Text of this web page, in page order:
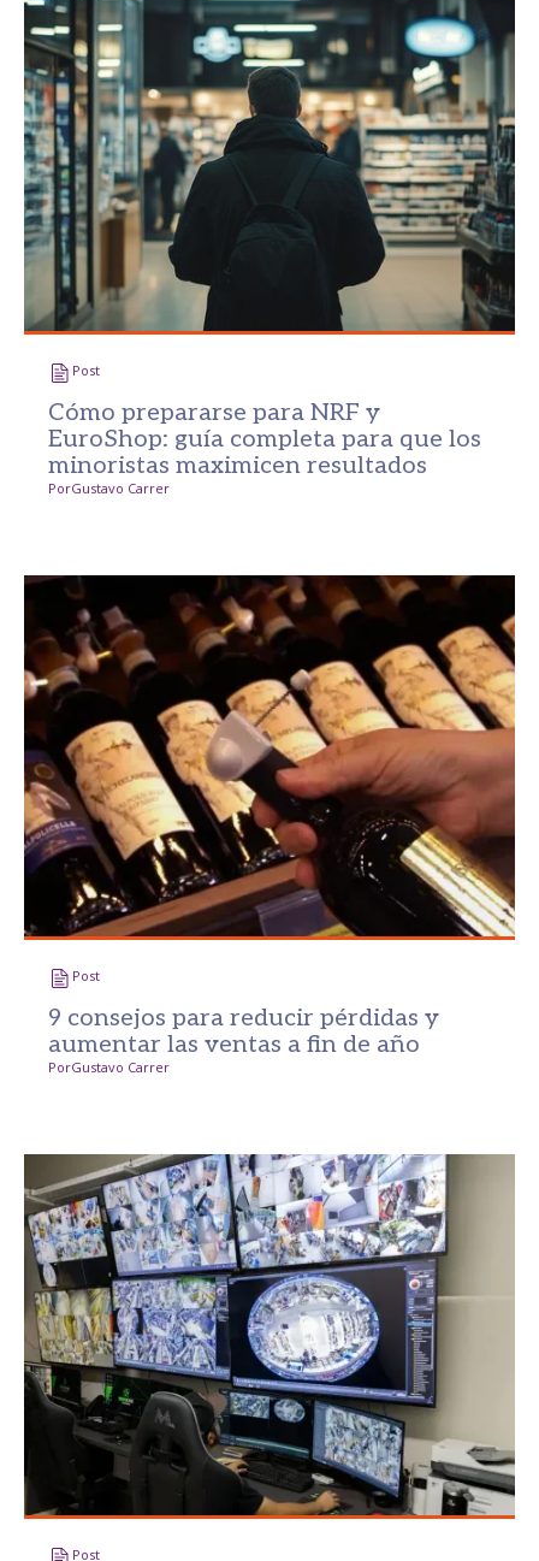
Post
Cómo prepararse para NRF y
EuroShop: guía completa para que los
minoristas maximicen resultados
PorGustavo Carrer
Post
9 consejos para reducir pérdidas y
aumentar las ventas a fin de año
PorGustavo Carrer
Post